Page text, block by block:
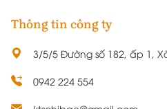
Thông tin công ty
3/5/5 Đường số 182, ấp 1,
0942 224 554